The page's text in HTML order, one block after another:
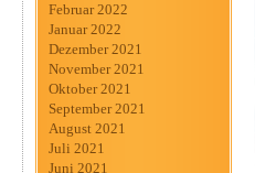
Februar 2022
Januar 2022
Dezember 2021
November 2021
Oktober 2021
September 2021
August 2021
Juli 2021
Juni 2021